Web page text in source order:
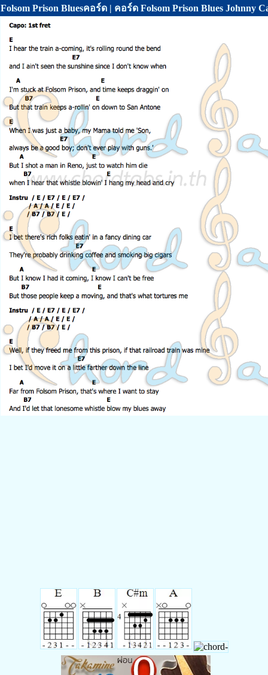
Folsom Prison Bluesคอร์ด | คอร์ด Folsom Prison Blues Johnny